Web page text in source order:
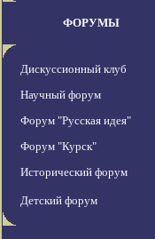
ФОРУМЫ
Дискуссионный клуб
Научный форум
Форум "Русская идея"
Форум "Курск"
Исторический форум
Детский форум